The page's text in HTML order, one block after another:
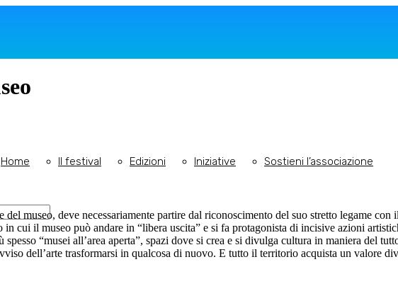
Home
Il festival Edizioni Iniziative Sostieni l’associazione
museo, deve necessariamente partire dal riconoscimento del suo stretto legame
cui il museo può andare in “libera uscita” e si fa protagonista di incisive azioni
“musei all’area aperta”, spazi dove si crea e si divulga cultura in maniera del
dell’arte trasformarsi in qualcosa di nuovo. E tutto il territorio acquista un valore